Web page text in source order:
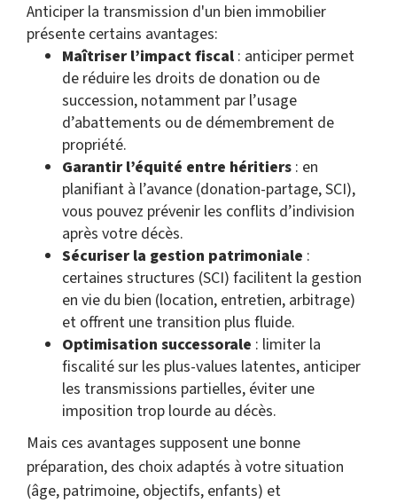
Anticiper la transmission d'un bien immobilier
présente certains avantages:
Maîtriser l’impact fiscal : anticiper permet
de réduire les droits de donation ou de
succession, notamment par l’usage
d’abattements ou de démembrement de
propriété.
Garantir l’équité entre héritiers : en
planifiant à l’avance (donation-partage, SCI),
vous pouvez prévenir les conflits d’indivision
après votre décès.
Sécuriser la gestion patrimoniale :
certaines structures (SCI) facilitent la gestion
en vie du bien (location, entretien, arbitrage)
et offrent une transition plus fluide.
Optimisation successorale : limiter la
fiscalité sur les plus-values latentes, anticiper
les transmissions partielles, éviter une
imposition trop lourde au décès.
Mais ces avantages supposent une bonne
préparation, des choix adaptés à votre situation
(âge, patrimoine, objectifs, enfants) et